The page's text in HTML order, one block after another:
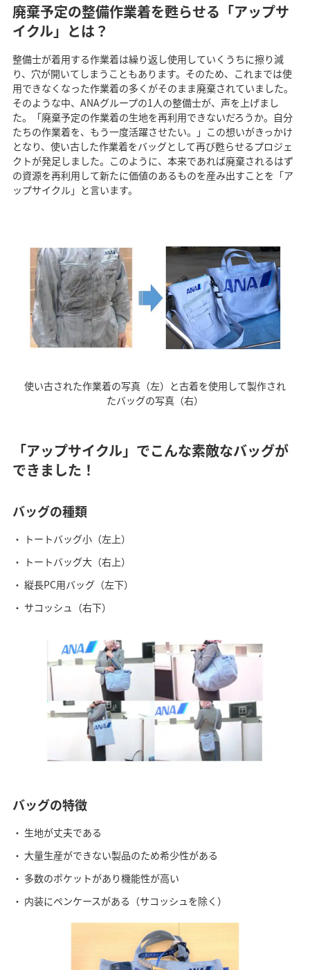
廃棄予定の整備作業着を甦らせる「アップサ
イクル」とは？
整備士が着用する作業着は繰り返し使用していくうちに擦り減
り、穴が開いてしまうこともあります。そのため、これまでは使
用できなくなった作業着の多くがそのまま廃棄されていました。
そのような中、ANAグループの1人の整備士が、声を上げまし
た。「廃棄予定の作業着の生地を再利用できないだろうか。自分
たちの作業着を、もう一度活躍させたい。」この想いがきっかけ
となり、使い古した作業着をバッグとして再び甦らせるプロジェ
クトが発足しました。このように、本来であれば廃棄されるはず
の資源を再利用して新たに価値のあるものを産み出すことを「ア
ップサイクル」と言います。
使い古された作業着の写真（左）と古着を使用して製作され
たバッグの写真（右）
「アップサイクル」でこんな素敵なバッグが
できました！
バッグの種類
トートバッグ小（左上）
トートバッグ大（右上）
縦長PC用バッグ（左下）
サコッシュ（右下）
バッグの特徴
生地が丈夫である
大量生産ができない製品のため希少性がある
多数のポケットがあり機能性が高い
内装にペンケースがある（サコッシュを除く）